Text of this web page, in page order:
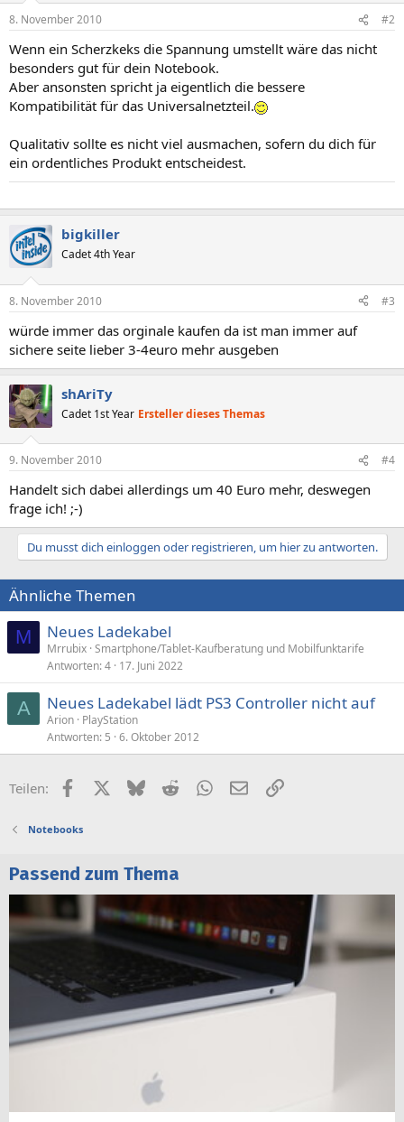
8. November 2010 #2
Wenn ein Scherzkeks die Spannung umstellt wäre das nicht
besonders gut für dein Notebook.
Aber ansonsten spricht ja eigentlich die bessere
Kompatibilität für das Universalnetzteil.
Qualitativ sollte es nicht viel ausmachen, sofern du dich für
ein ordentliches Produkt entscheidest.
bigkiller
Cadet 4th Year
8. November 2010 #3
würde immer das orginale kaufen da ist man immer auf
sichere seite lieber 3-4euro mehr ausgeben
shAriTy
Cadet 1st Year Ersteller dieses Themas
9. November 2010 #4
Handelt sich dabei allerdings um 40 Euro mehr, deswegen
frage ich! ;-)
Du musst dich einloggen oder registrieren, um hier zu antworten.
Ähnliche Themen
M Neues Ladekabel
Mrrubix Smartphone/Tablet-Kaufberatung und Mobilfunktarife
Antworten 4 17. Juni 2022
A Neues Ladekabel lädt PS3 Controller nicht auf
Arion PlayStation
Antworten 5 6. Oktober 2012
Teilen: FacebookX (Twitter)
BlueskyRedditWhatsApp
E-MailLink
Notebooks
Passend zum Thema